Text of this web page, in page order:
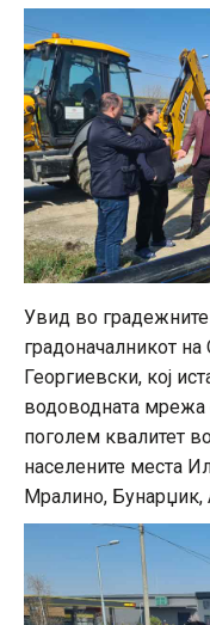
Увид во
градоначалникот
Георгиевски, кој
водоводната
поголем квалитет
населените места
Мралино, Бунарџик,